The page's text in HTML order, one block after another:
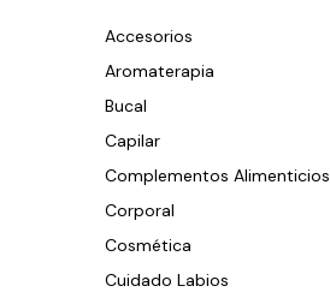
Accesorios
Aromaterapia
Bucal
Capilar
Complementos Alimenticios
Corporal
Cosmética
Cuidado Labios